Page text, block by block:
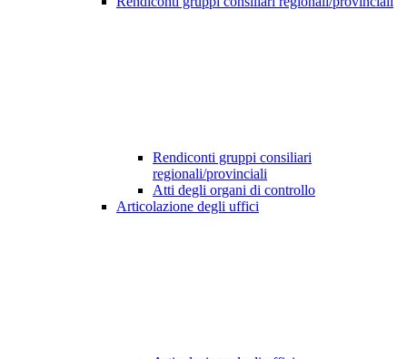
Rendiconti gruppi consiliari
regionali/provinciali
Atti degli organi di controllo
Articolazione degli uffici